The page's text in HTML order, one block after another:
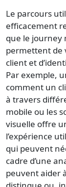
Le parcours
efficacement
que le journey
permettent de
client et
Par exemple,
comment un
à travers
mobile ou les
visuelle offre
l’expérience
qui peuvent
cadre d’une
peuvent aider